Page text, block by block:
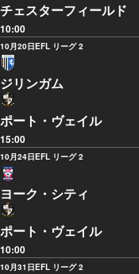
チェスターフィールド
10:00
10月20日EFL リーグ 2
ジリンガム
ポート・ヴェイル
15:00
10月24日EFL リーグ 2
ヨーク・シティ
ポート・ヴェイル
10:00
10月31日EFL リーグ 2